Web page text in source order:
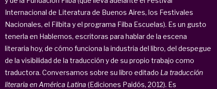
Internacional de Literatura de Buenos Aires, los Festivales
Nacionales, el Filbita y el programa Filba Escuelas). Es un gusto
tenerla en Hablemos, escritoras para hablar de la escena
literaria hoy, de cómo funciona la industria del libro, del despegue
de la visibilidad de la traducción y de su propio trabajo como
traductora. Conversamos sobre su libro editado La traducción
literaria en América Latina (Ediciones Paidós, 2012). Es